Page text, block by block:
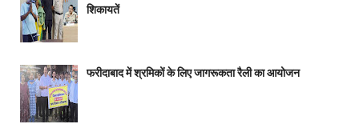
शिकायतें
फरीदाबाद में श्रमिकों के लिए जागरूकता रैली का आयोजन